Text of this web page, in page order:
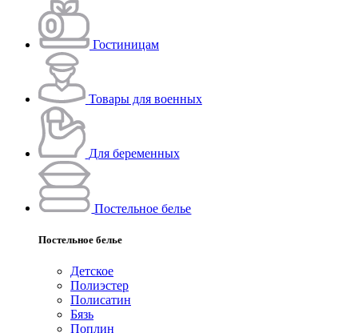
Гостиницам
Товары для военных
Для беременных
Постельное белье
Постельное белье
Детское
Полиэстeр
Полисатин
Бязь
Поплин